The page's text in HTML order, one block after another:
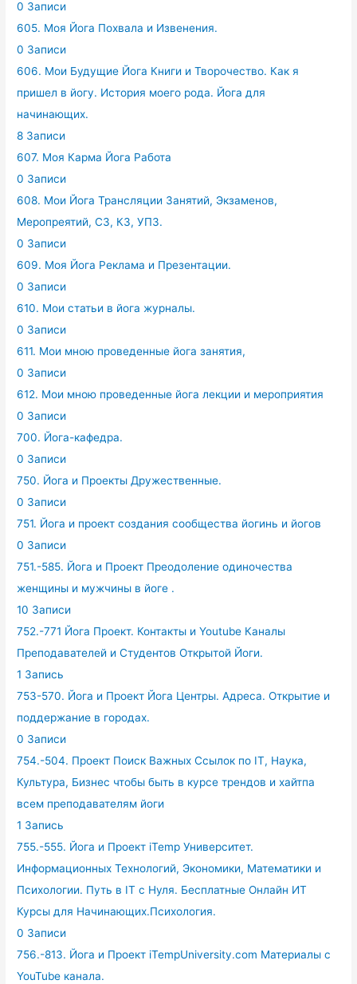
0 Записи
605. Моя Йога Похвала и Извенения.
0 Записи
606. Мои Будущие Йога Книги и Творочество. Как я
пришел в йогу. История моего рода. Йога для
начинающих.
8 Записи
607. Моя Карма Йога Работа
0 Записи
608. Мои Йога Трансляции Занятий, Экзаменов,
Меропреятий, СЗ, КЗ, УПЗ.
0 Записи
609. Моя Йога Реклама и Презентации.
0 Записи
610. Мои статьи в йога журналы.
0 Записи
611. Мои мною проведенные йога занятия,
0 Записи
612. Мои мною проведенные йога лекции и мероприятия
0 Записи
700. Йога-кафедра.
0 Записи
750. Йога и Проекты Дружественные.
0 Записи
751. Йога и проект создания сообщества йогинь и йогов
0 Записи
751.-585. Йога и Проект Преодоление одиночества
женщины и мужчины в йоге .
10 Записи
752.-771 Йога Проект. Контакты и Youtube Каналы
Преподавателей и Студентов Открытой Йоги.
1 Запись
753-570. Йога и Проект Йога Центры. Адреса. Открытие и
поддержание в городах.
0 Записи
754.-504. Проект Поиск Важных Ссылок по IT, Наука,
Культура, Бизнес чтобы быть в курсе трендов и хайтпа
всем преподавателям йоги
1 Запись
755.-555. Йога и Проект iTemp Университет.
Информационных Технологий, Экономики, Математики и
Психологии. Путь в IT с Нуля. Бесплатные Онлайн ИТ
Курсы для Начинающих.Психология.
0 Записи
756.-813. Йога и Проект iTempUniversity.com Материалы с
YouTube канала.